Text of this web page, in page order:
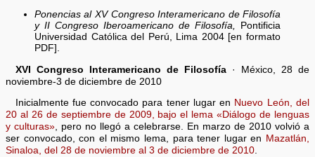
Ponencias al XV Congreso Interamericano de Filosofía
y II Congreso Iberoamericano de Filosofía, Pontificia
Universidad Católica del Perú, Lima 2004 [en formato
PDF].
XVI Congreso Interamericano de Filosofía· México, 28 de
noviembre-3 de diciembre de 2010
Inicialmente fue convocado para tener lugar en Nuevo León, del
20 al 26 de septiembre de 2009, bajo el lema «Diálogo de lenguas
y culturas», pero no llegó a celebrarse. En marzo de 2010 volvió a
ser convocado, con el mismo lema, para tener lugar en Mazatlán,
Sinaloa, del 28 de noviembre al 3 de diciembre de 2010.